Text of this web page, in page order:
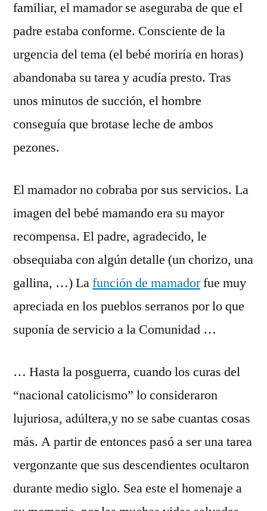
familiar, el mamador se aseguraba de que el
padre estaba conforme. Consciente de la
urgencia del tema (el bebé moriría en horas)
abandonaba su tarea y acudía presto. Tras
unos minutos de succión, el hombre
conseguía que brotase leche de ambos
pezones.
El mamador no cobraba por sus servicios. La
imagen del bebé mamando era su mayor
recompensa. El padre, agradecido, le
obsequiaba con algún detalle (un chorizo, una
gallina, …) Lafunción de mamadorfue muy
apreciada en los pueblos serranos por lo que
suponía de servicio a la Comunidad …
… Hasta la posguerra, cuando los curas del
“nacional catolicismo” lo consideraron
lujuriosa, adúltera,y no se sabe cuantas cosas
más. A partir de entonces pasó a ser una tarea
vergonzante que sus descendientes ocultaron
durante medio siglo. Sea este el homenaje a